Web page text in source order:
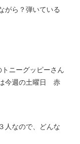
がら？弾いている
ニーグッピーさん
今週の土曜日 赤
人なので、どんな